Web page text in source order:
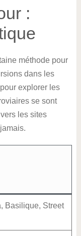
:
méthode pour
dans les
explorer les
se sont
les sites
Basilique, Street